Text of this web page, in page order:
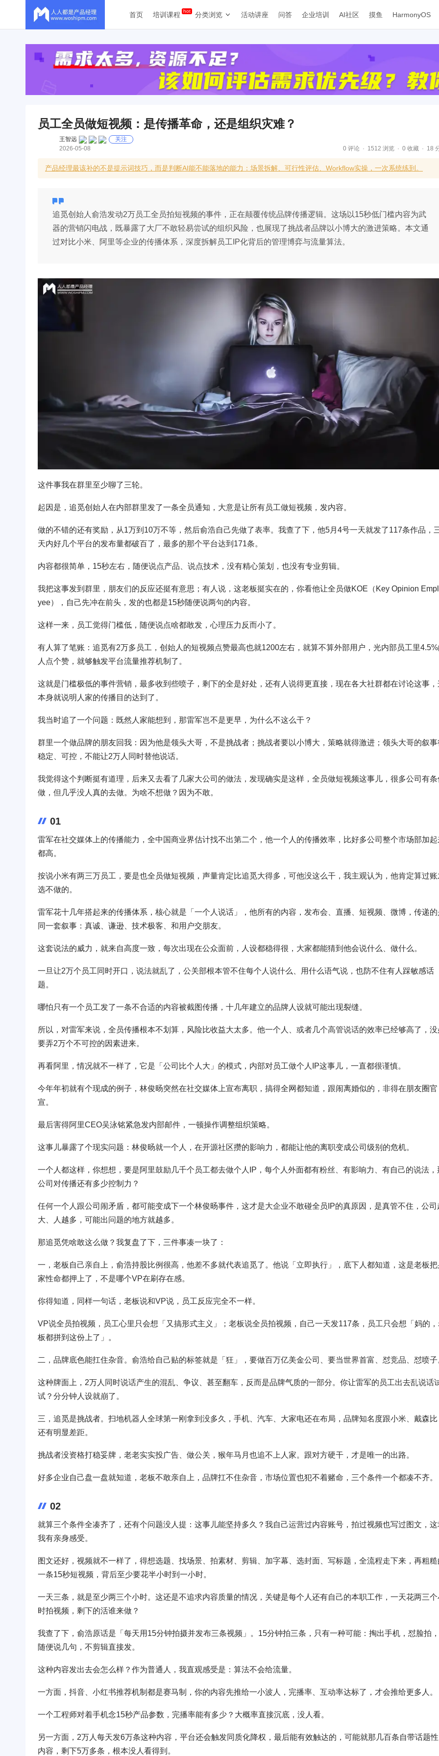
首页 培训课程 分类浏览 活动讲座 问答 企业培训 AI社区 摸鱼 HarmonyOS
员工全员做短视频：是传播革命，还是组织灾难？
王智远
关注
2026-05-08
0 评论 1512 浏览 0 收藏 18
产品经理最该补的不是提示词技巧，而是判断AI能不能落地的能力：场景拆解、可行性评估、Workflow实操，一次系统练到。
追觅创始人俞浩发动2万员工全员拍短视频的事件，正在颠覆传统品牌传播逻辑。这场以15秒低门槛内容为武
器的营销闪电战，既暴露了大厂不敢轻易尝试的组织风险，也展现了挑战者品牌以小博大的激进策略。本文通
过对比小米、阿里等企业的传播体系，深度拆解员工IP化背后的管理博弈与流量算法。
这件事我在群里至少聊了三轮。
起因是，追觅创始人在内部群里发了一条全员通知，大意是让所有员工做短视频，发内容。
做的不错的还有奖励，从1万到10万不等，然后俞浩自己先做了表率。我查了下，他5月4号一天就发了117条作品，
天内好几个平台的发布量都破百了，最多的那个平台达到171条。
内容都很简单，15秒左右，随便说点产品、说点技术，没有精心策划，也没有专业剪辑。
我把这事发到群里，朋友们的反应还挺有意思；有人说，这老板挺实在的，你看他让全员做KOE（Key Opinion
yee），自己先冲在前头，发的也都是15秒随便说两句的内容。
这样一来，员工觉得门槛低，随便说点啥都敢发，心理压力反而小了。
有人算了笔账：追觅有2万多员工，创始人的短视频点赞最高也就1200左右，就算不算外部用户，光内部员工里
人点个赞，就够触发平台流量推荐机制了。
这就是门槛极低的事件营销，最多收到些喷子，剩下的全是好处，还有人说得更直接，现在各大社群都在讨论这事，
本身就说明人家的传播目的达到了。
我当时追了一个问题：既然人家能想到，那雷军岂不是更早，为什么不这么干？
群里一个做品牌的朋友回我：因为他是领头大哥，不是挑战者；挑战者要以小博大，策略就得激进；领头大哥的叙事
稳定、可控，不能让2万人同时替他说话。
我觉得这个判断挺有道理，后来又去看了几家大公司的做法，发现确实是这样，全员做短视频这事儿，很多公司有条
做，但几乎没人真的去做。为啥不想做？因为不敢。
01
雷军在社交媒体上的传播能力，全中国商业界估计找不出第二个，他一个人的传播效率，比好多公司整个市场部加起
都高。
按说小米有两三万员工，要是也全员做短视频，声量肯定比追觅大得多，可他没这么干，我主观认为，他肯定算过账
选不做的。
雷军花十几年搭起来的传播体系，核心就是「一个人说话」，他所有的内容，发布会、直播、短视频、微博，传递的
同一套叙事：真诚、谦逊、技术极客、和用户交朋友。
这套说法的威力，就来自高度一致，每次出现在公众面前，人设都稳得很，大家都能猜到他会说什么、做什么。
一旦让2万个员工同时开口，说法就乱了，公关部根本管不住每个人说什么、用什么语气说，也防不住有人踩敏感话
题。
哪怕只有一个员工发了一条不合适的内容被截图传播，十几年建立的品牌人设就可能出现裂缝。
所以，对雷军来说，全员传播根本不划算，风险比收益大太多。他一个人、或者几个高管说话的效率已经够高了，没
要弄2万个不可控的因素进来。
再看阿里，情况就不一样了，它是「公司比个人大」的模式，内部对员工做个人IP这事儿，一直都很谨慎。
今年年初就有个现成的例子，林俊旸突然在社交媒体上宣布离职，搞得全网都知道，跟闹离婚似的，非得在朋友圈官
宣。
最后害得阿里CEO吴泳铭紧急发内部邮件，一顿操作调整组织策略。
这事儿暴露了个现实问题：林俊旸就一个人，在开源社区攒的影响力，都能让他的离职变成公司级别的危机。
一个人都这样，你想想，要是阿里鼓励几千个员工都去做个人IP，每个人外面都有粉丝、有影响力、有自己的说法，
公司对传播还有多少控制力？
任何一个人跟公司闹矛盾，都可能变成下一个林俊旸事件，这才是大企业不敢碰全员IP的真原因，是真管不住，公司
大、人越多，可能出问题的地方就越多。
那追觅凭啥敢这么做？我复盘了下，三件事凑一块了：
一，老板自己亲自上，俞浩持股比例很高，他差不多就代表追觅了。他说「立即执行」，底下人都知道，这是老板把
家性命都押上了，不是哪个VP在刷存在感。
你得知道，同样一句话，老板说和VP说，员工反应完全不一样。
VP说全员拍视频，员工心里只会想「又搞形式主义」；老板说全员拍视频，自己一天发117条，员工只会想「妈的
板都拼到这份上了」。
二，品牌底色能扛住杂音。俞浩给自己贴的标签就是「狂」，要做百万亿美金公司、要当世界首富、怼竞品、怼喷子
这种牌面上，2万人同时说话产生的混乱、争议、甚至翻车，反而是品牌气质的一部分。你让雷军的员工出去乱说话
试？分分钟人设就崩了。
三，追觅是挑战者。扫地机器人全球第一刚拿到没多久，手机、汽车、大家电还在布局，品牌知名度跟小米、戴森比
还有明显差距。
挑战者没资格打稳妥牌，老老实实投广告、做公关，猴年马月也追不上人家。跟对方硬干，才是唯一的出路。
好多企业自己盘一盘就知道，老板不敢亲自上，品牌扛不住杂音，市场位置也犯不着赌命，三个条件一个都凑不齐。
02
就算三个条件全凑齐了，还有个问题没人提：这事儿能坚持多久？我自己运营过内容账号，拍过视频也写过图文，这
我有亲身感受。
图文还好，视频就不一样了，得想选题、找场景、拍素材、剪辑、加字幕、选封面、写标题，全流程走下来，再粗糙
一条15秒短视频，背后至少要花半小时到一小时。
一天三条，就是至少两三个小时。这还是不追求内容质量的情况，关键是每个人还有自己的本职工作，一天花两三个
时拍视频，剩下的活谁来做？
我查了下，俞浩原话是「每天用15分钟拍摄并发布三条视频」。15分钟拍三条，只有一种可能：掏出手机，怼脸拍，
随便说几句，不剪辑直接发。
这种内容发出去会怎么样？作为普通人，我直观感受是：算法不会给流量。
一方面，抖音、小红书推荐机制都是赛马制，你的内容先推给一小波人，完播率、互动率达标了，才会推给更多人。
一个工程师对着手机念15秒产品参数，完播率能有多少？大概率直接沉底，没人看。
另一方面，2万人每天发6万条这种内容，平台还会触发同质化降权，最后能有效触达的，可能就那几百条自带话题
内容，剩下5万多条，根本没人看得到。